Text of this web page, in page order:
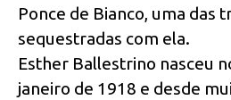
Ponce de Bianco, uma das
sequestradas com ela.
Esther Ballestrino nasceu
janeiro de 1918 e desde